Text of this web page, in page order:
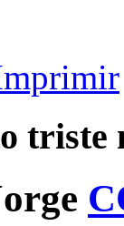
triste